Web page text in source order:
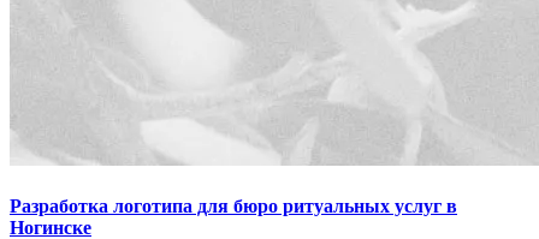
Разработка логотипа для бюро ритуальных услуг в
Ногинске